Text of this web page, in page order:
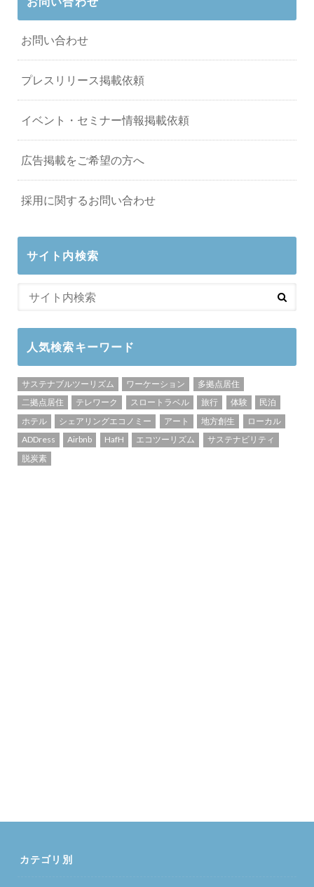
お問い合わせ
プレスリリース掲載依頼
イベント・セミナー情報掲載依頼
広告掲載をご希望の方へ
採用に関するお問い合わせ
サイト内検索
人気検索キーワード
サステナブルツーリズム ワーケーション
多拠点居住
二拠点居住
テレワーク スロートラベル 旅行 体験
民泊
ホテル
シェアリングエコノミー アート 地方創生
ローカル
ADDress
Airbnb HafH エコツーリズム
サステナビリティ
脱炭素
カテゴリ別